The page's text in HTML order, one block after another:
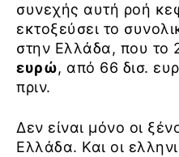
συνεχής αυτή ροή
εκτοξεύσει το
στην Ελλάδα, που το
ευρώ, από 66 δισ.
πριν.
Δεν είναι μόνο οι
Ελλάδα. Και οι